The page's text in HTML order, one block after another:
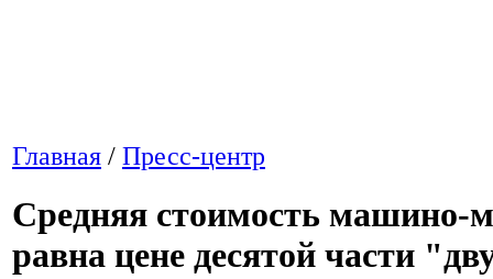
Главная / Пресс-центр
Средняя стоимость машино-
равна цене десятой части